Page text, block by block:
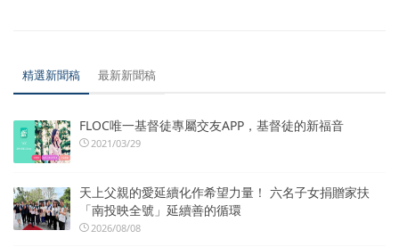
精選新聞稿 最新新聞稿
FLOC唯一基督徒專屬交友APP，基督徒的新福音
2021/03/29
天上父親的愛延續化作希望力量！ 六名子女捐贈家扶
「南投映全號」延續善的循環
2026/08/08